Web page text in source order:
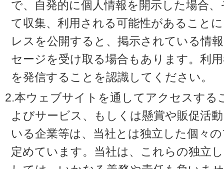
で、自発的に個人情報を開示した場合
て収集、利用される可能性があること
レスを公開すると、掲示されている情
セージを受け取る場合もあります。利
を発信することを認識してください。
2.本ウェブサイトを通してアクセスする
よびサービス、もしくは懸賞や販促活
いる企業等は、当社とは独立した個々
定めています。当社は、これらの独立